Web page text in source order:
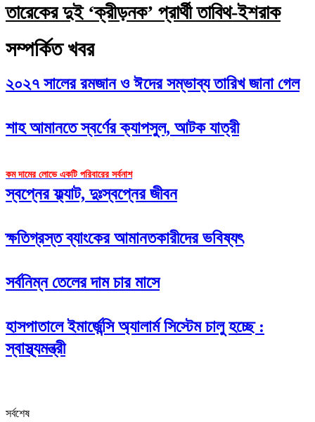
তারেকের দুই ‘ক্রীড়নক’ প্রার্থী তাবিথ-ইশরাক
সম্পর্কিত খবর
২০২৭ সালের রমজান ও ঈদের সম্ভাব্য তারিখ জানা গেল
শাহ আমানতে স্বর্ণের ক্যাপসুল, আটক যাত্রী
কম দামের লোভে একটি পরিবারের সর্বনাশ
স্বপ্নের ফ্ল্যাট, দুঃস্বপ্নের জীবন
ক্ষতিগ্রস্ত ব্যাংকের আমানতকারীদের ভবিষ্যৎ
সর্বনিম্ন তেলের দাম চার মাসে
হাসপাতালে ইমার্জেন্সি অ্যালার্ম সিস্টেম চালু হচ্ছে :
স্বাস্থ্যমন্ত্রী
সর্বশেষ